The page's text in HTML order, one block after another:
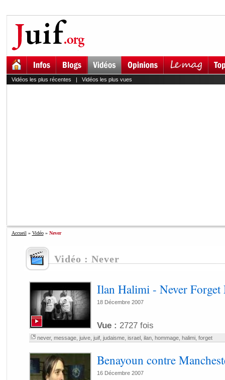
Vidéos les plus récentes | Vidéos les plus vues
Accueil » Vidéo» Never
Vidéo : Never
Ilan Halimi - Never Forget
18 Décembre 2007
Vue : 2727 fois
never, message, juive, juif, judaisme, israel, ilan, hommage, halimi, forget
Benayoun contre
16 Décembre 2007